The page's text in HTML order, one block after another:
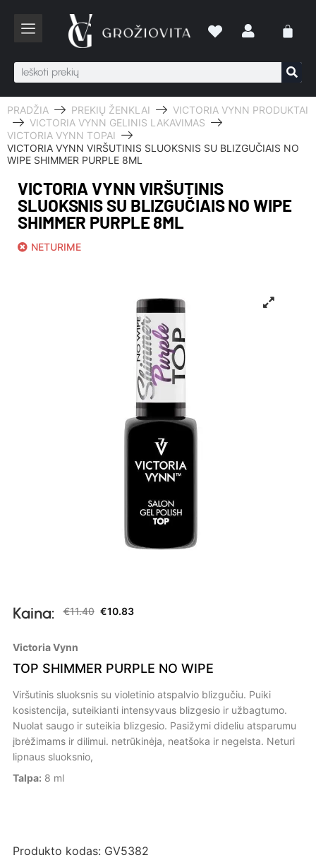
PRADŽIA PREKIŲ ŽENKLAI
VICTORIA VYNN PRODUKTAI
VICTORIA VYNN GELINIS LAKAVIMAS
VICTORIA VYNN TOPAI
VICTORIA VYNN VIRŠUTINIS SLUOKSNIS SU BLIZGUČIAIS NO
WIPE SHIMMER PURPLE 8ML
VICTORIA VYNN VIRŠUTINIS
SLUOKSNIS SU BLIZGUČIAIS NO WIPE
SHIMMER PURPLE 8ML
NETURIME
Kaina: €11.40 €10.83
Victoria Vynn
TOP SHIMMER PURPLE NO WIPE
Viršutinis sluoksnis su violetinio atspalvio blizgučiu. Puiki
kosistencija, suteikianti intensyvaus blizgesio ir užbagtumo.
Nuolat saugo ir suteikia blizgesio. Pasižymi dideliu atsparumu
įbrėžimams ir dilimui. netrūkinėja, neatšoka ir negelsta. Neturi
lipnaus sluoksnio,
Talpa: 8 ml
Produkto kodas: GV5382